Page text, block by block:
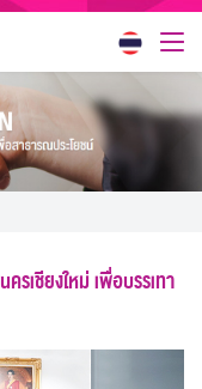
รเชียงใหม่ เพื่อบรรเทา